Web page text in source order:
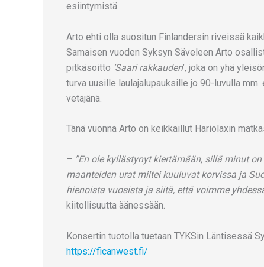
esiintymistä.
Arto ehti olla suositun Finlandersin riveissä
Samaisen vuoden Syksyn Säveleen Arto
pitkäsoitto ’Saari rakkauden’, joka on yhä
turva uusille laulajalupauksille jo 90-luvulla
vetäjänä.
Tänä vuonna Arto on keikkaillut Hariolaxin
– ”En ole kyllästynyt kiertämään, sillä minut
maanteiden urat miltei kuuluvat korvissa ja
hienoista vuosista ja siitä, että voimme
kiitollisuutta äänessään.
Konsertin tuotolla tuetaan TYKSin Läntisessä
https://ficanwest.fi/